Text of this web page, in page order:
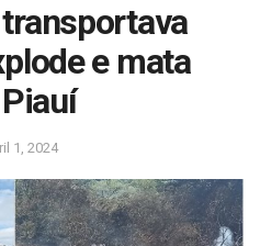
e mata
1, 2024